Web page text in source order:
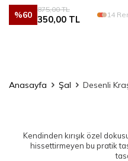
%60
875,00TL
350,00TL 14
Anasayfa Şal Desenli
Kendinden kırışık özel
hissettirmeyen bu pratik